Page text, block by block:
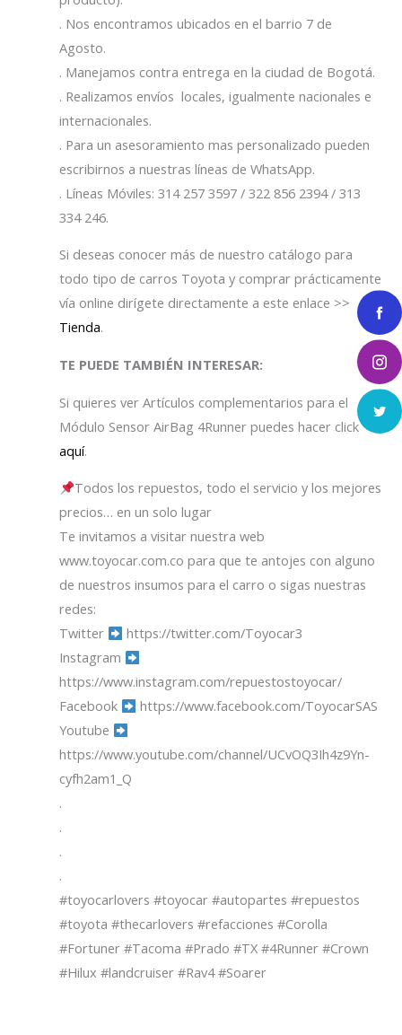
. Nos encontramos ubicados en el barrio 7 de
Agosto.
. Manejamos contra entrega en la ciudad de Bogotá.
. Realizamos envíos locales, igualmente nacionales e
internacionales.
. Para un asesoramiento mas personalizado pueden
escribirnos a nuestras líneas de WhatsApp.
. Líneas Móviles: 314 257 3597 / 322 856 2394 / 313
334 246.
Si deseas conocer más de nuestro catálogo para
todo tipo de carros Toyota y comprar prácticamente
vía online dirígete directamente a este enlace >>
Tienda.
TE PUEDE TAMBIÉN INTERESAR:
Si quieres ver Artículos complementarios para el
Módulo Sensor AirBag 4Runner puedes hacer click
aquí.
Todos los repuestos, todo el servicio y los mejores
precios… en un solo lugar
Te invitamos a visitar nuestra web
www.toyocar.com.co para que te antojes con alguno
de nuestros insumos para el carro o sigas nuestras
redes:
Twitter
https://twitter.com/Toyocar3
Instagram
https://www.instagram.com/repuestostoyocar/
Facebook
https://www.facebook.com/ToyocarSAS
Youtube
https://www.youtube.com/channel/UCvOQ3Ih4z9Yn-
cyfh2am1_Q
.
.
.
.
#toyocarlovers #toyocar #autopartes #repuestos
#toyota #thecarlovers #refacciones #Corolla
#Fortuner #Tacoma #Prado #TX #4Runner #Crown
#Hilux #landcruiser #Rav4 #Soarer